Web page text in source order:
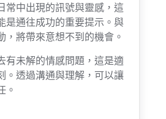
常中出現的訊號與靈感，這
是通往成功的重要提示。與
，將帶來意想不到的機會。
有未解的情感問題，這是適
。透過溝通與理解，可以讓
。